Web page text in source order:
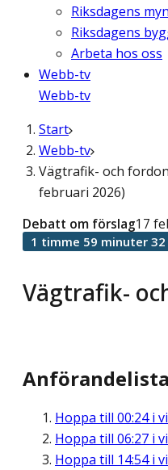
Riksdagens
Riksdagens
Arbeta hos oss
Webb-tv
Webb-tv
Start
Webb-tv
Vägtrafik- och
februari 2026)
Vägtrafik-
Debatt om förslag17
1 timme 59 minuter
Anförandelista
Hoppa till 00:24i
Hoppa till 06:27 i
Hoppa till 14:54i